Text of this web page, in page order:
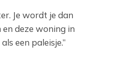
Je wordt je dan
deze woning in
een paleisje.”